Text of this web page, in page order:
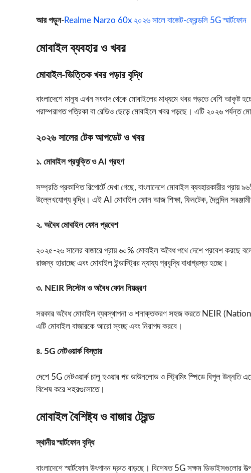
আর পড়ুন-Realme Narzo 60x ২০২৬ সালে বাজেট-ফ্রেন্ডলি 5G স্মার্টফোন
মোবাইল ব্যবহার ও খবর
মোবাইল‑ভিত্তিক খবর পড়ার বৃদ্ধি
বাংলাদেশে মানুষ এখন সংবাদ থেকে মোবাইলের মাধ্যমে খবর পড়তে বেশি আকৃষ্ট
পরাম্পরাগত পত্রিকা বা রেডিও ছেড়ে মোবাইলে খবর পড়ছে। এটি ২০২৬ পর্যন্ত
২০২৬ সালের টেক আপডেট ও খবর
১. মোবাইল প্রযুক্তি ও AI গ্রহণ
সম্প্রতি প্রকাশিত রিপোর্টে দেখা গেছে, বাংলাদেশে মোবাইল ব্যবহারকারীর
উল্লেখযোগ্য বৃদ্ধি। এই AI মোবাইল ফোন আজ শিক্ষা, ফিনটেক, দৈনন্দিন
২. অবৈধ মোবাইল ফোন প্রবেশ
২০২৫‑২৬ সালের বাজারে প্রায় ৬০% মোবাইল অবৈধ পথে দেশে প্রবেশ করছে
রাজস্ব হারাচ্ছে এবং মোবাইল ইন্ডাস্ট্রির ন্যায্য প্রবৃদ্ধি বাধাগ্রস্ত হচ্ছে।
৩. NEIR সিস্টেম ও অবৈধ ফোন নিয়ন্ত্রণ
সরকার অবৈধ মোবাইল ব্যবস্থাপনা ও শনাক্তকরণ সহজ করতে NEIR
এটি মোবাইল বাজারকে আরো স্বচ্ছ এবং নিরাপদ করবে।
৪. 5G নেটওয়ার্ক বিস্তার
দেশে 5G নেটওয়ার্ক চালু হওয়ার পর ডাউনলোড ও স্ট্রিমিং স্পিডে বিপুল উন্নতি
বিশেষ করে শহরগুলোতে।
মোবাইল বৈশিষ্ট্য ও বাজার ট্রেন্ড
স্থানীয় স্মার্টফোন বৃদ্ধি
বাংলাদেশে স্মার্টফোন উৎপাদন দ্রুত বাড়ছে। বিশেষত 5G সক্ষম ডিভাইসগুলোর